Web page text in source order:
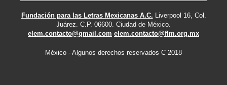
Fundación para las Letras Mexicanas A.C. Liverpool 16, Col.
Juárez. C.P. 06600. Ciudad de México.
elem.contacto@gmail.com elem.contacto@flm.org.mx
México - Algunos derechos reservados C 2018